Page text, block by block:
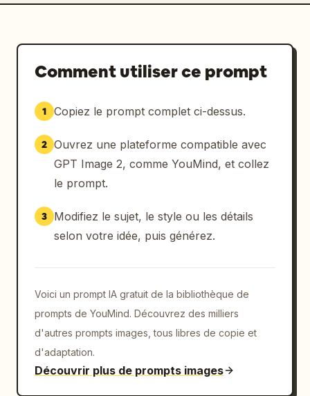
"description": "angles de baskets noires" },
      "type": "Référence animal",
      "main_poses": { "count": 3,
"description": "assis, debout, en marche" },
      "face_closeup": { "count": 1 },
      "fur_details": { "count": 2 },
"description": "couché" },
      "anatomy_details": { "count": 3,
"description": "pattes et queue" },
      "scale_reference": { "count": 1,
humaine" },
      "facial_angles": { "count": 4 }
    "bottom_right_section": {
      "type": "Storyboard cinématographique",
      "grid": { "count": 9, "description":
"images cinématographiques mettant en scène
Comment utiliser ce prompt
1 Copiez le prompt complet ci-dessus.
2 Ouvrez une plateforme compatible avec
GPT Image 2, comme YouMind, et collez
le prompt.
3
Modifiez le sujet, le style ou les détails
selon votre idée, puis générez.
Voici un prompt IA gratuit de la bibliothèque de
prompts de YouMind. Découvrez des milliers
d'autres prompts images, tous libres de copie et
d'adaptation.
Découvrir plus de prompts images